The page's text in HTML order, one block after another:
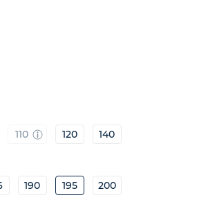
110 120 140
190 195 200